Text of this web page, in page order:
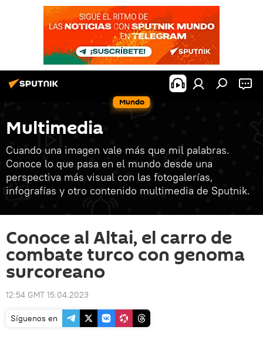
Mundo
Multimedia
Cuando una imagen vale más que mil palabras.
Conoce lo que pasa en el mundo desde una
perspectiva más visual con las fotogalerías,
infografías y otro contenido multimedia de Sputnik.
Conoce al Altai, el carro de
combate turco con genoma
surcoreano
12:54 GMT 15.04.2023
Síguenos en